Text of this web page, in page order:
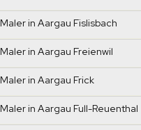
Maler in Aargau Fislisbach
Maler in Aargau Freienwil
Maler in Aargau Frick
Maler in Aargau Full-Reuenthal